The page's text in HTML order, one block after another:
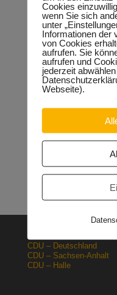
Neueste Beiträge
Sondervermögen für die
Entscheidung!
Halle: Erhöhung der
Orgacid-Altlasten: Bund
Halle: Sondervermögen
Lehrpläne: Grundsteine
Grundschule gelegt
CDU – Deutschland
CDU – Sachsen-Anhalt
CDU – Halle
Cookies
wenn Sie sich
unter
Informationen der
von Cookies
aufrufen. Sie
aufrufen und
jederzeit
Webseite).